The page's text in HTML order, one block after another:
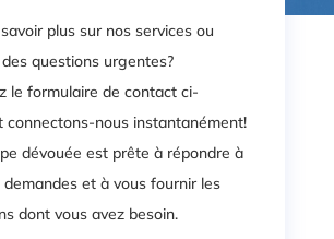
savoir plus sur nos services ou
questions urgentes?
le formulaire de contact ci-
connectons-nous instantanément!
dévouée est prête à répondre à
et à vous fournir les
dont vous avez besoin.